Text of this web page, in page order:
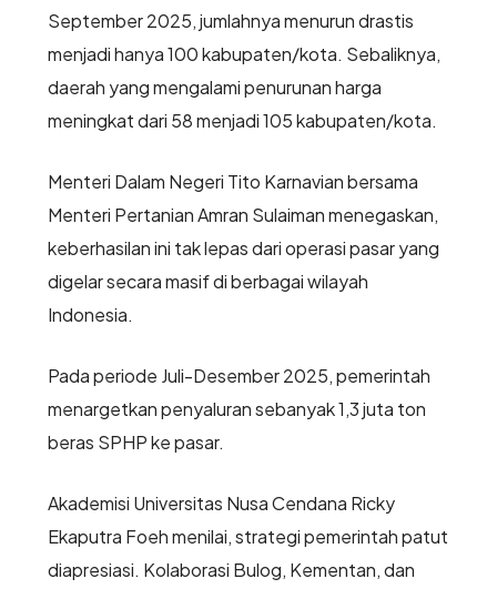
September 2025, jumlahnya menurun drastis
menjadi hanya 100 kabupaten/kota. Sebaliknya,
daerah yang mengalami penurunan harga
meningkat dari 58 menjadi 105 kabupaten/kota.
Menteri Dalam Negeri Tito Karnavian bersama
Menteri Pertanian Amran Sulaiman menegaskan,
keberhasilan ini tak lepas dari operasi pasar yang
digelar secara masif di berbagai wilayah
Indonesia.
Pada periode Juli-Desember 2025, pemerintah
menargetkan penyaluran sebanyak 1,3 juta ton
beras SPHP ke pasar.
Akademisi Universitas Nusa Cendana Ricky
Ekaputra Foeh menilai, strategi pemerintah patut
diapresiasi. Kolaborasi Bulog, Kementan, dan